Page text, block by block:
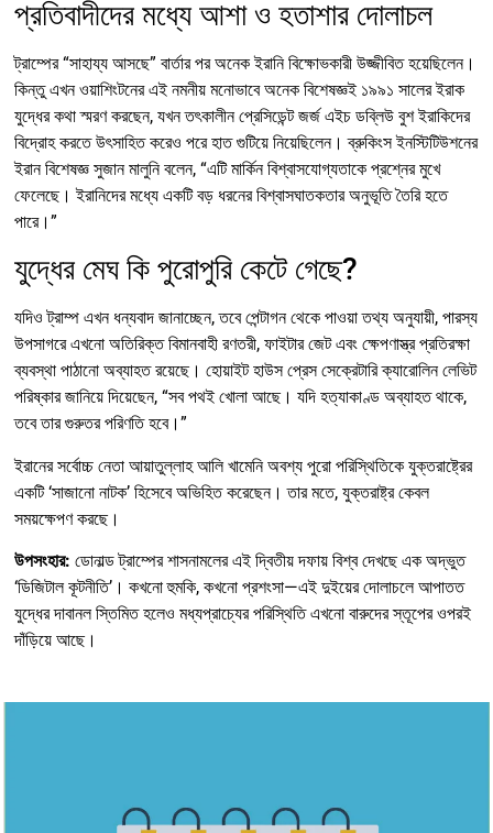
প্রতিবাদীদের মধ্যে আশা ও হতাশার দোলাচল
ট্রাম্পের “সাহায্য আসছে” বার্তার পর অনেক ইরানি বিক্ষোভকারী উজ্জীবিত হয়েছিলেন।
কিন্তু এখন ওয়াশিংটনের এই নমনীয় মনোভাবে অনেক বিশেষজ্ঞই ১৯৯১ সালের ইরাক
যুদ্ধের কথা স্মরণ করছেন, যখন তৎকালীন প্রেসিডেন্ট জর্জ এইচ ডব্লিউ বুশ ইরাকিদের
বিদ্রোহ করতে উৎসাহিত করেও পরে হাত গুটিয়ে নিয়েছিলেন। ব্রুকিংস ইনস্টিটিউশনের
ইরান বিশেষজ্ঞ সুজান মালুনি বলেন, “এটি মার্কিন বিশ্বাসযোগ্যতাকে প্রশ্নের মুখে
ফেলেছে। ইরানিদের মধ্যে একটি বড় ধরনের বিশ্বাসঘাতকতার অনুভূতি তৈরি হতে
পারে।”
যুদ্ধের মেঘ কি পুরোপুরি কেটে গেছে?
যদিও ট্রাম্প এখন ধন্যবাদ জানাচ্ছেন, তবে পেন্টাগন থেকে পাওয়া তথ্য অনুযায়ী, পারস্য
উপসাগরে এখনো অতিরিক্ত বিমানবাহী রণতরী, ফাইটার জেট এবং ক্ষেপণাস্ত্র প্রতিরক্ষা
ব্যবস্থা পাঠানো অব্যাহত রয়েছে। হোয়াইট হাউস প্রেস সেক্রেটারি ক্যারোলিন লেভিট
পরিষ্কার জানিয়ে দিয়েছেন, “সব পথই খোলা আছে। যদি হত্যাকাণ্ড অব্যাহত থাকে,
তবে তার গুরুতর পরিণতি হবে।”
ইরানের সর্বোচ্চ নেতা আয়াতুল্লাহ আলি খামেনি অবশ্য পুরো পরিস্থিতিকে যুক্তরাষ্ট্রের
একটি ‘সাজানো নাটক’ হিসেবে অভিহিত করেছেন। তার মতে, যুক্তরাষ্ট্র কেবল
সময়ক্ষেপণ করছে।
উপসংহার: ডোনাল্ড ট্রাম্পের শাসনামলের এই দ্বিতীয় দফায় বিশ্ব দেখছে এক অদ্ভুত
‘ডিজিটাল কূটনীতি’। কখনো হুমকি, কখনো প্রশংসা—এই দুইয়ের দোলাচলে আপাতত
যুদ্ধের দাবানল স্তিমিত হলেও মধ্যপ্রাচ্যের পরিস্থিতি এখনো বারুদের স্তূপের ওপরই
দাঁড়িয়ে আছে।